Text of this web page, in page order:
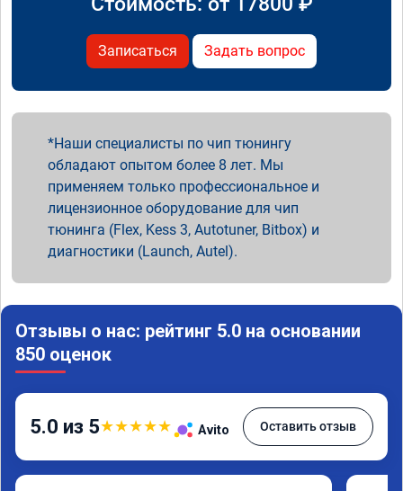
Записаться Задать вопрос
Наши специалисты по чип тюнингу
обладают опытом более 8 лет. Мы
применяем только профессиональное и
лицензионное оборудование для чип
тюнинга (Flex, Kess 3, Autotuner, Bitbox) и
диагностики (Launch, Autel).
Отзывы о нас: рейтинг 5.0 на основании
850 оценок
5.0 из 5★★★★★ Avito Оставить отзыв